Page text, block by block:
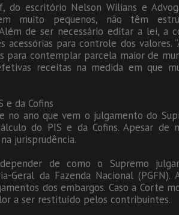
do escritório Nelson Wilians e
muito pequenos, não têm
de ser necessário editar a lei, a
acessórias para controle dos valores.
para contemplar parcela maior de
receitas na medida em que
e da Cofins
no ano que vem o julgamento do
do PIS e da Cofins. Apesar de
jurisprudência.
de como o Supremo
Geral da Fazenda Nacional
dos embargos. Caso a Corte
a ser restituído pelos contribuintes.